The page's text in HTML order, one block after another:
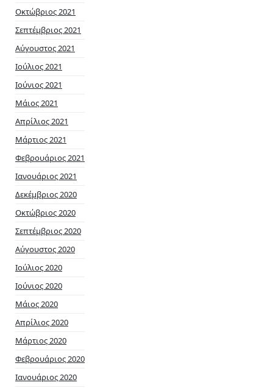
Οκτώβριος 2021
Σεπτέμβριος 2021
Αύγουστος 2021
Ιούλιος 2021
Ιούνιος 2021
Μάιος 2021
Απρίλιος 2021
Μάρτιος 2021
Φεβρουάριος 2021
Ιανουάριος 2021
Δεκέμβριος 2020
Οκτώβριος 2020
Σεπτέμβριος 2020
Αύγουστος 2020
Ιούλιος 2020
Ιούνιος 2020
Μάιος 2020
Απρίλιος 2020
Μάρτιος 2020
Φεβρουάριος 2020
Ιανουάριος 2020